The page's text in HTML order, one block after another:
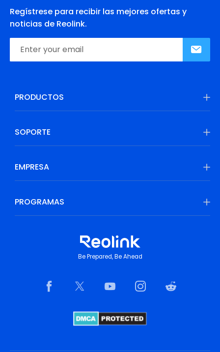
Regístrese para recibir las mejores ofertas y
noticias de Reolink.
PRODUCTOS
SOPORTE
EMPRESA
PROGRAMAS
Be Prepared, Be Ahead